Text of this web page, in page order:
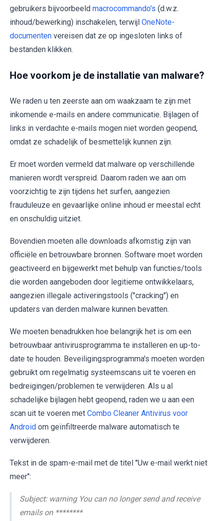
gebruikers bijvoorbeeld macrocommando's (d.w.z.
inhoud/bewerking) inschakelen, terwijl OneNote-
documenten vereisen dat ze op ingesloten links of
bestanden klikken.
Hoe voorkom je de installatie van malware?
We raden u ten zeerste aan om waakzaam te zijn met
inkomende e-mails en andere communicatie. Bijlagen of
links in verdachte e-mails mogen niet worden geopend,
omdat ze schadelijk of besmettelijk kunnen zijn.
Er moet worden vermeld dat malware op verschillende
manieren wordt verspreid. Daarom raden we aan om
voorzichtig te zijn tijdens het surfen, aangezien
frauduleuze en gevaarlijke online inhoud er meestal echt
en onschuldig uitziet.
Bovendien moeten alle downloads afkomstig zijn van
officiële en betrouwbare bronnen. Software moet worden
geactiveerd en bijgewerkt met behulp van functies/tools
die worden aangeboden door legitieme ontwikkelaars,
aangezien illegale activeringstools ("cracking") en
updaters van derden malware kunnen bevatten.
We moeten benadrukken hoe belangrijk het is om een
betrouwbaar antivirusprogramma te installeren en up-to-
date te houden. Beveiligingsprogramma's moeten worden
gebruikt om regelmatig systeemscans uit te voeren en
bedreigingen/problemen te verwijderen. Als u al
schadelijke bijlagen hebt geopend, raden we u aan een
scan uit te voeren met Combo Cleaner Antivirus voor
Android om geïnfiltreerde malware automatisch te
verwijderen.
Tekst in de spam-e-mail met de titel "Uw e-mail werkt niet
meer":
Subject: warning You can no longer send and receive
emails on ********